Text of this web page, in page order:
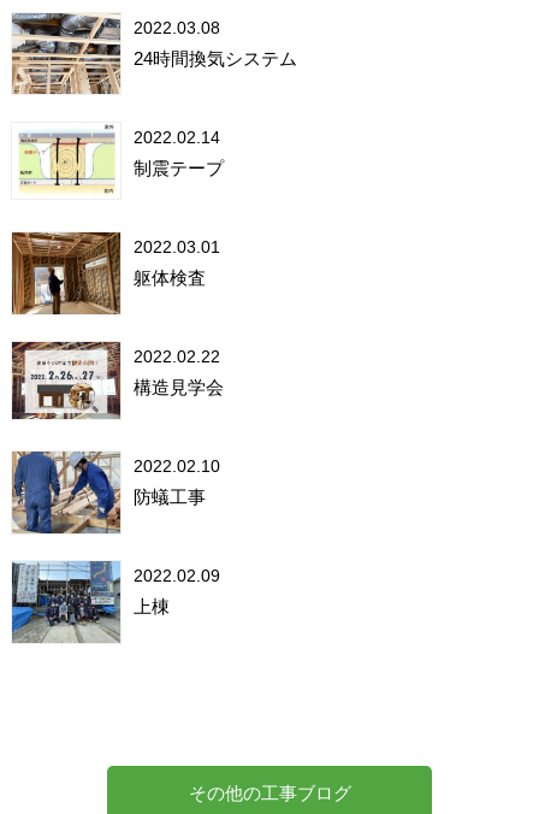
2022.03.08
24時間換気システム
2022.02.14
制震テープ
2022.03.01
躯体検査
2022.02.22
構造見学会
2022.02.10
防蟻工事
2022.02.09
上棟
その他の工事ブログ